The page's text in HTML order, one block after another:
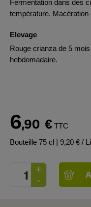
Fermentation dans des
température. Macération
Elevage
Rouge crianza de 5
hebdomadaire.
6,90 € TTC
Bouteille 75 cl | 9,20 € /